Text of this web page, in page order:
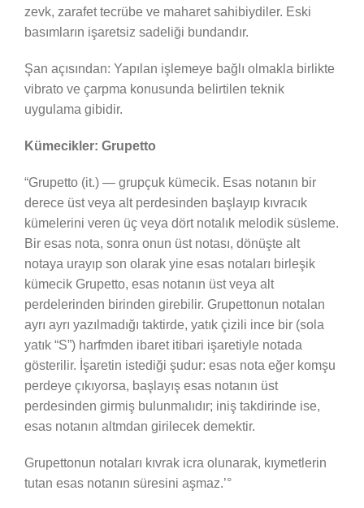
zevk, zarafet tecrübe ve maharet sahibiydiler. Eski
basımların işaretsiz sadeliği bundandır.
Şan açısından: Yapılan işlemeye bağlı olmakla birlikte
vibrato ve çarpma konusunda belirtilen teknik
uygulama gibidir.
Kümecikler: Grupetto
“Grupetto (it.) — grupçuk kümecik. Esas notanın bir
derece üst veya alt perdesinden başlayıp kıvracık
kümelerini veren üç veya dört notalık melodik süsleme.
Bir esas nota, sonra onun üst notası, dönüşte alt
notaya urayıp son olarak yine esas notaları birleşik
kümecik Grupetto, esas notanın üst veya alt
perdelerinden birinden girebilir. Grupettonun notalan
ayrı ayrı yazılmadığı taktirde, yatık çizili ince bir (sola
yatık “S”) harfmden ibaret itibari işaretiyle notada
gösterilir. İşaretin istediği şudur: esas nota eğer komşu
perdeye çıkıyorsa, başlayış esas notanın üst
perdesinden girmiş bulunmalıdır; iniş takdirinde ise,
esas notanın altmdan girilecek demektir.
Grupettonun notaları kıvrak icra olunarak, kıymetlerin
tutan esas notanın süresini aşmaz.’°